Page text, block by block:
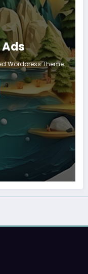
Wordpress Theme.